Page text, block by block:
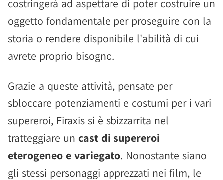
costringerà ad aspettare di poter costruire un
oggetto fondamentale per proseguire con la
storia o rendere disponibile l'abilità di cui
avrete proprio bisogno.
Grazie a queste attività, pensate per
sbloccare potenziamenti e costumi per i vari
supereroi, Firaxis si è sbizzarrita nel
tratteggiare un cast di supereroi
eterogeneo e variegato. Nonostante siano
gli stessi personaggi apprezzati nei film, le